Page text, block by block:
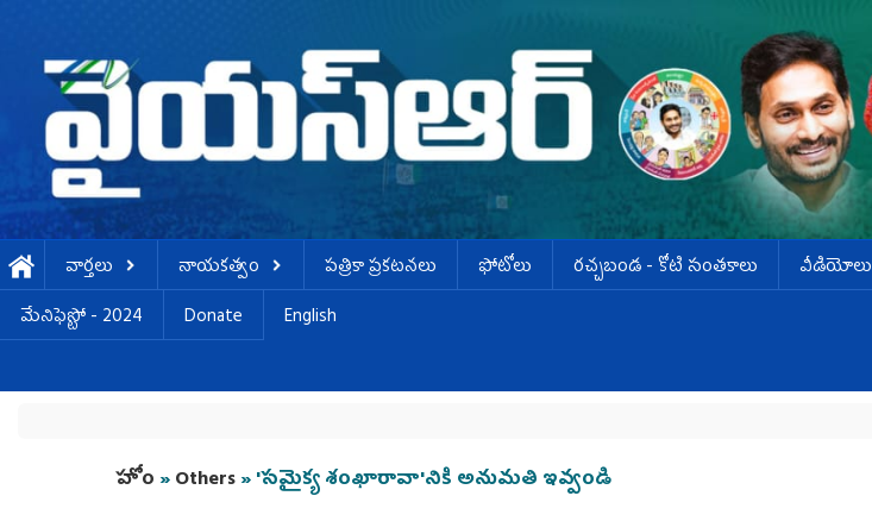
వార్తలు నాయకత్వం పత్రికా ప్రకటనలు ఫోటోలు ర‌చ్చ‌బండ‌ - కోటి సంత‌కాలు వీడియోలు
మేనిఫెస్టో - 2024
Donate English
You are here
హోం »Others» 'సమైక్య శంఖారావా'నికి అనుమతి ఇవ్వండి